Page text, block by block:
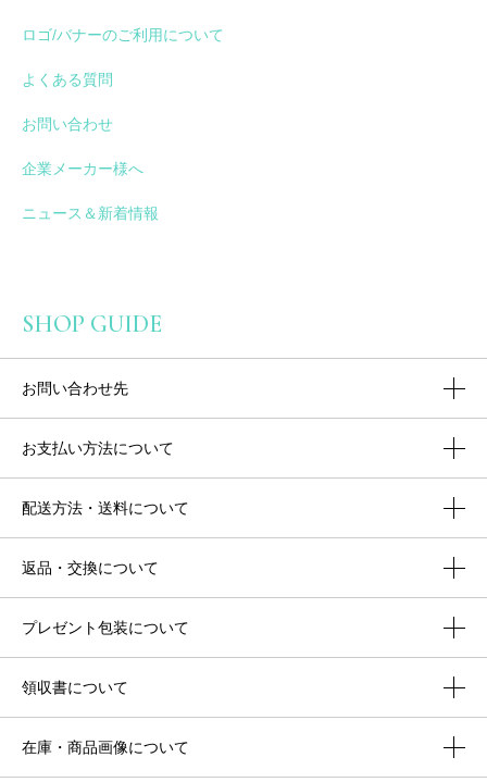
ロゴ/バナーのご利用について
よくある質問
お問い合わせ
企業メーカー様へ
ニュース＆新着情報
SHOP GUIDE
お問い合わせ先
お支払い方法について
配送方法・送料について
返品・交換について
プレゼント包装について
領収書について
在庫・商品画像について